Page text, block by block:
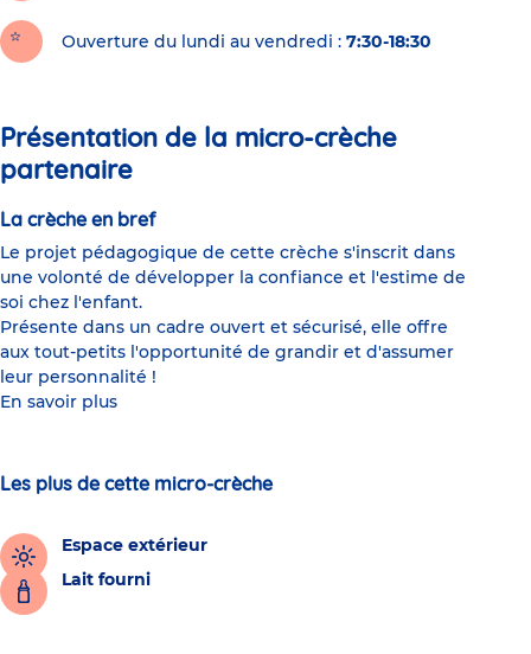
Ouverture du lundi au vendredi : 7:30-18:30
Présentation de la micro-crèche
partenaire
La crèche en bref
Le projet pédagogique de cette crèche s'inscrit dans
une volonté de développer la confiance et l'estime de
soi chez l'enfant.
Présente dans un cadre ouvert et sécurisé, elle offre
aux tout-petits l'opportunité de grandir et d'assumer
leur personnalité !
En savoir plus
Les plus de cette micro-crèche
Espace extérieur
Lait fourni